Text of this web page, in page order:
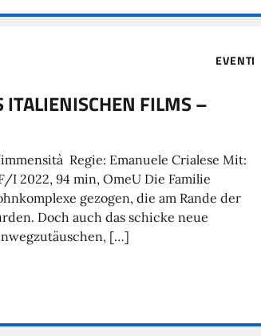
EVENTI
ITALIENISCHEN FILMS –
Regie: Emanuele Crialese Mit:
I 2022, 94 min, OmeU Die Familie
gezogen, die am Rande der
Doch auch das schicke neue
[…]